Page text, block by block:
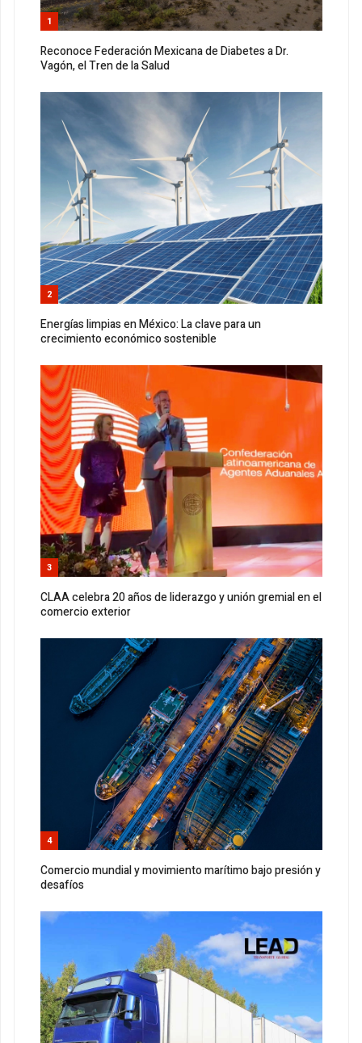
1
Reconoce Federación Mexicana de Diabetes a Dr.
Vagón, el Tren de la Salud
2
Energías limpias en México: La clave para un
crecimiento económico sostenible
3
CLAA celebra 20 años de liderazgo y unión gremial en el
comercio exterior
4
Comercio mundial y movimiento marítimo bajo presión y
desafíos